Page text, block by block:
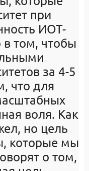
при
ИОТ-
том, чтобы
за 4-5
что для
воля. Как
но цель
которые мы
о том,